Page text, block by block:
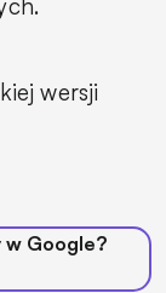
wersji
w Google?